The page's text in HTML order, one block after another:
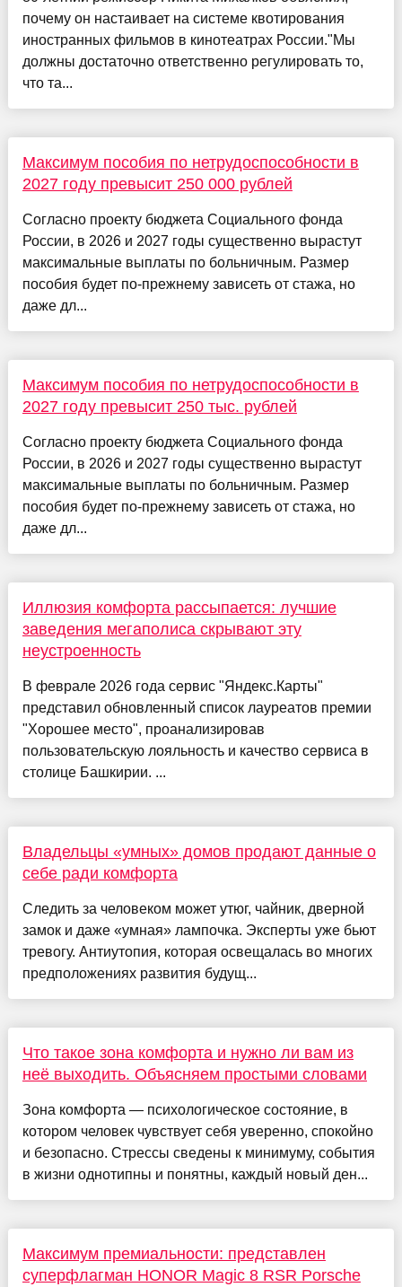
почему он настаивает на системе квотирования
иностранных фильмов в кинотеатрах России."Мы
должны достаточно ответственно регулировать то,
что та...
Максимум пособия по нетрудоспособности в
2027 году превысит 250 000 рублей
Согласно проекту бюджета Социального фонда
России, в 2026 и 2027 годы существенно вырастут
максимальные выплаты по больничным. Размер
пособия будет по-прежнему зависеть от стажа, но
даже дл...
Максимум пособия по нетрудоспособности в
2027 году превысит 250 тыс. рублей
Согласно проекту бюджета Социального фонда
России, в 2026 и 2027 годы существенно вырастут
максимальные выплаты по больничным. Размер
пособия будет по-прежнему зависеть от стажа, но
даже дл...
Иллюзия комфорта рассыпается: лучшие
заведения мегаполиса скрывают эту
неустроенность
В феврале 2026 года сервис "Яндекс.Карты"
представил обновленный список лауреатов премии
"Хорошее место", проанализировав
пользовательскую лояльность и качество сервиса в
столице Башкирии. ...
Владельцы «умных» домов продают данные о
себе ради комфорта
Следить за человеком может утюг, чайник, дверной
замок и даже «умная» лампочка. Эксперты уже бьют
тревогу. Антиутопия, которая освещалась во многих
предположениях развития будущ...
Что такое зона комфорта и нужно ли вам из
неё выходить. Объясняем простыми словами
Зона комфорта — психологическое состояние, в
котором человек чувствует себя уверенно, спокойно
и безопасно. Стрессы сведены к минимуму, события
в жизни однотипны и понятны, каждый новый ден...
Максимум премиальности: представлен
суперфлагман HONOR Magic 8 RSR Porsche